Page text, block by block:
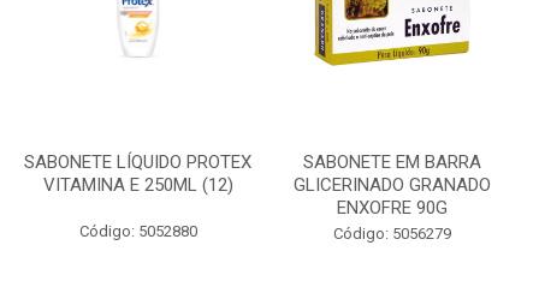
SABONETE LÍQUIDO PROTEX
VITAMINA E 250ML (12)
Código: 5052880
SABONETE EM BARRA
GLICERINADO GRANADO
ENXOFRE 90G
Código: 5056279